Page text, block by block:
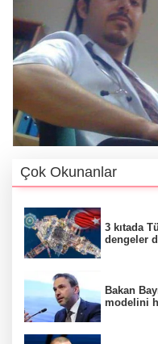
Çok Okunanlar
3 kıtada
dengeler
Bakan
modelini